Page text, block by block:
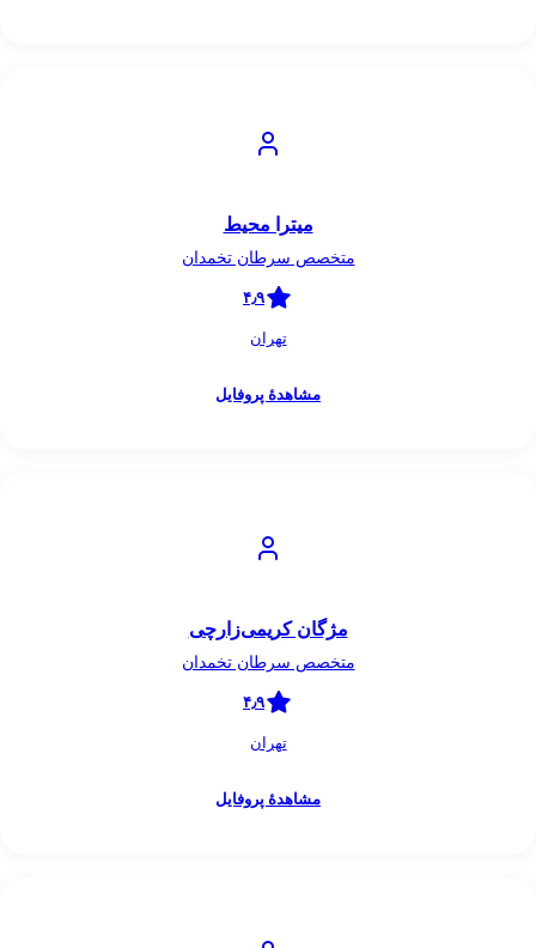
میترا محیط
متخصص سرطان تخمدان
مشاهدهٔ پروفایل
مژگان کریمی‌زارچی
متخصص سرطان تخمدان
مشاهدهٔ پروفایل